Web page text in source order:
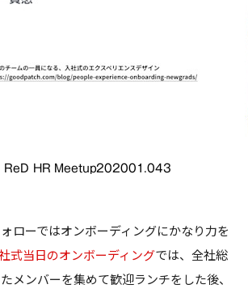
ReD HR Meetup202001.043
ローではオンボーディングにかなり力を
式当日のオンボーディングでは、全社総
メンバーを集めて歓迎ランチをした後、